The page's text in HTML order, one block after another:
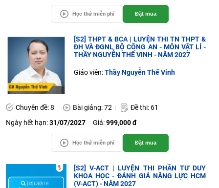
Học thử miễn phí Đặt mua
[S2] THPT & BCA | LUYỆN THI TN THPT &
ĐH VÀ ĐGNL BỘ CÔNG AN - MÔN VẬT LÍ -
THẦY NGUYỄN THẾ VINH - NĂM 2027
Giáo viên:Thầy Nguyễn Thế Vinh
Chuyên đề: 8 Bài giảng: 72
Đề thi: 61
Ngày hết hạn:31/07/2027 Giá:999,000 đ
Học thử miễn phí Đặt mua
[S2] V-ACT | LUYỆN THI PHẦN TƯ DUY
KHOA HỌC - ĐÁNH GIÁ NĂNG LỰC HCM
(V-ACT) - NĂM 2027